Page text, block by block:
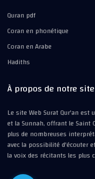
Quran pdf
Coran en phonétique
Coran en Arabe
Hadiths
À propos de notre site
Le site Web Surat Qur'an est
et la Sunnah, offrant le Saint
plus de nombreuses
avec la possibilité d'écouter
la voix des récitants les plus